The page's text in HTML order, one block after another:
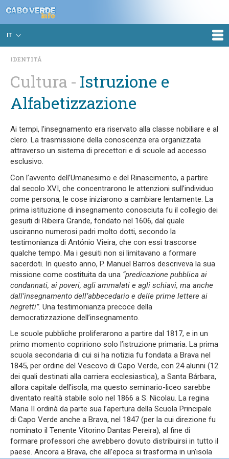
IT
IDENTITÁ
Cultura
Istruzione e
Alfabetizzazione
Ai tempi, l’insegnamento era riservato alla classe nobiliare e al
clero. La trasmissione della conoscenza era organizzata
attraverso un sistema di precettori e di scuole ad accesso
esclusivo.
Con l’avvento dell’Umanesimo e del Rinascimento, a partire
dal secolo XVI, che concentrarono le attenzioni sull’individuo
come persona, le cose iniziarono a cambiare lentamente. La
prima istituzione di insegnamento conosciuta fu il collegio dei
gesuiti di Ribeira Grande, fondato nel 1606, dal quale
usciranno numerosi padri molto dotti, secondo la
testimonianza di António Vieira, che con essi trascorse
qualche tempo. Ma i gesuiti non si limitavano a formare
sacerdoti. In questo anno, P. Manuel Barros descriveva la sua
missione come costituita da una “predicazione pubblica ai
condannati, ai poveri, agli ammalati e agli schiavi, ma anche
dall’insegnamento dell’abbecedario e delle prime lettere ai
negretti”. Una testimonianza precoce della
democratizzazione dell’insegnamento.
Le scuole pubbliche proliferarono a partire dal 1817, e in un
primo momento copririono solo l’istruzione primaria. La prima
scuola secondaria di cui si ha notizia fu fondata a Brava nel
1845, per ordine del Vescovo di Capo Verde, con 24 alunni (12
dei quali destinati alla carriera ecclesiastica), a Santa Bárbara,
allora capitale dell’isola, ma questo seminario-liceo sarebbe
diventato realtà stabile solo nel 1866 a S. Nicolau. La regina
Maria II ordinà da parte sua l’apertura della Scuola Principale
di Capo Verde anche a Brava, nel 1847 (per la cui direzione fu
nominato il Tenente Vitorino Dantas Pereira), al fine di
formare professori che avrebbero dovuto distribuirsi in tutto il
paese. Ancora a Brava, che all’epoca si trasforma in un’isola